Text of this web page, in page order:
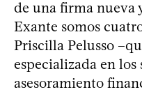
de una firma nueva
Exante somos
Priscilla Pelusso
especializada en los
asesoramiento